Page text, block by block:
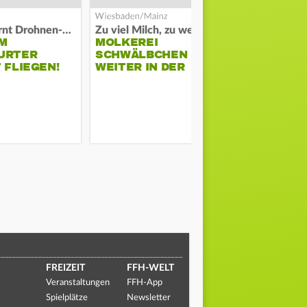
Polizei warnt Drohnen-Besitzer
FLIEGEN!
MOLKEREI
SCHWÄLBCHEN
WEITER IN DER
FREIZEIT
Veranstaltungen
Spielplätze
FFH-WELT
FFH-App
Newsletter